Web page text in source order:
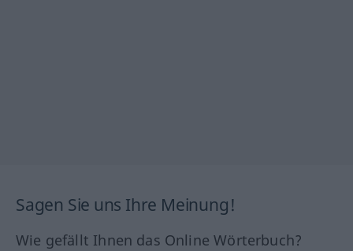
Sagen Sie uns Ihre Meinung!
Wie gefällt Ihnen das Online Wörterbuch?